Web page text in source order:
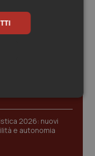
management
innovative
2026: nuovi
e autonomia
Marketing